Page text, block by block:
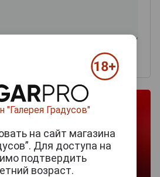
"Галерея Градусов"
на сайт магазина
Для доступа на
подтвердить
возраст.